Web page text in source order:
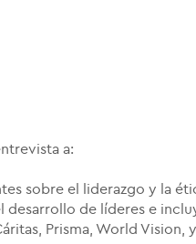
a:
sobre el liderazgo y la
desarrollo de líderes e
Prisma, World Vision,